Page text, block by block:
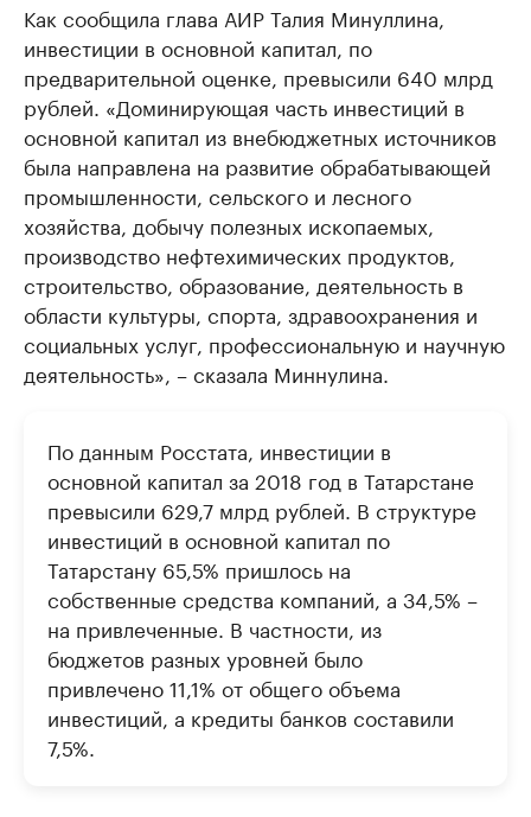
Как сообщила глава АИР Талия Минуллина,
инвестиции в основной капитал, по
предварительной оценке, превысили 640 млрд
рублей. «Доминирующая часть инвестиций в
основной капитал из внебюджетных источников
была направлена на развитие обрабатывающей
промышленности, сельского и лесного
хозяйства, добычу полезных ископаемых,
производство нефтехимических продуктов,
строительство, образование, деятельность в
области культуры, спорта, здравоохранения и
социальных услуг, профессиональную и научную
деятельность», – сказала Миннулина.
По данным Росстата, инвестиции в
основной капитал за 2018 год в Татарстане
превысили 629,7 млрд рублей. В структуре
инвестиций в основной капитал по
Татарстану 65,5% пришлось на
собственные средства компаний, а 34,5% –
на привлеченные. В частности, из
бюджетов разных уровней было
привлечено 11,1% от общего объема
инвестиций, а кредиты банков составили
7,5%.